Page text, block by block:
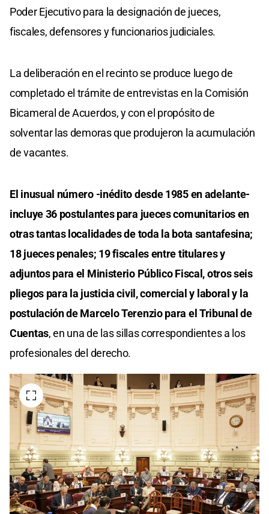
Poder Ejecutivo para la designación de jueces,
fiscales, defensores y funcionarios judiciales.
La deliberación en el recinto se produce luego de
completado el trámite de entrevistas en la Comisión
Bicameral de Acuerdos, y con el propósito de
solventar las demoras que produjeron la acumulación
de vacantes.
El inusual número -inédito desde 1985 en adelante-
incluye 36 postulantes para jueces comunitarios en
otras tantas localidades de toda la bota santafesina;
18 jueces penales; 19 fiscales entre titulares y
adjuntos para el Ministerio Público Fiscal, otros seis
pliegos para la justicia civil, comercial y laboral y la
postulación de Marcelo Terenzio para el Tribunal de
Cuentas, en una de las sillas correspondientes a los
profesionales del derecho.